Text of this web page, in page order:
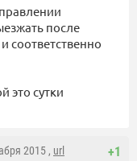
после
соответственно
это сутки
+1
2015 , url